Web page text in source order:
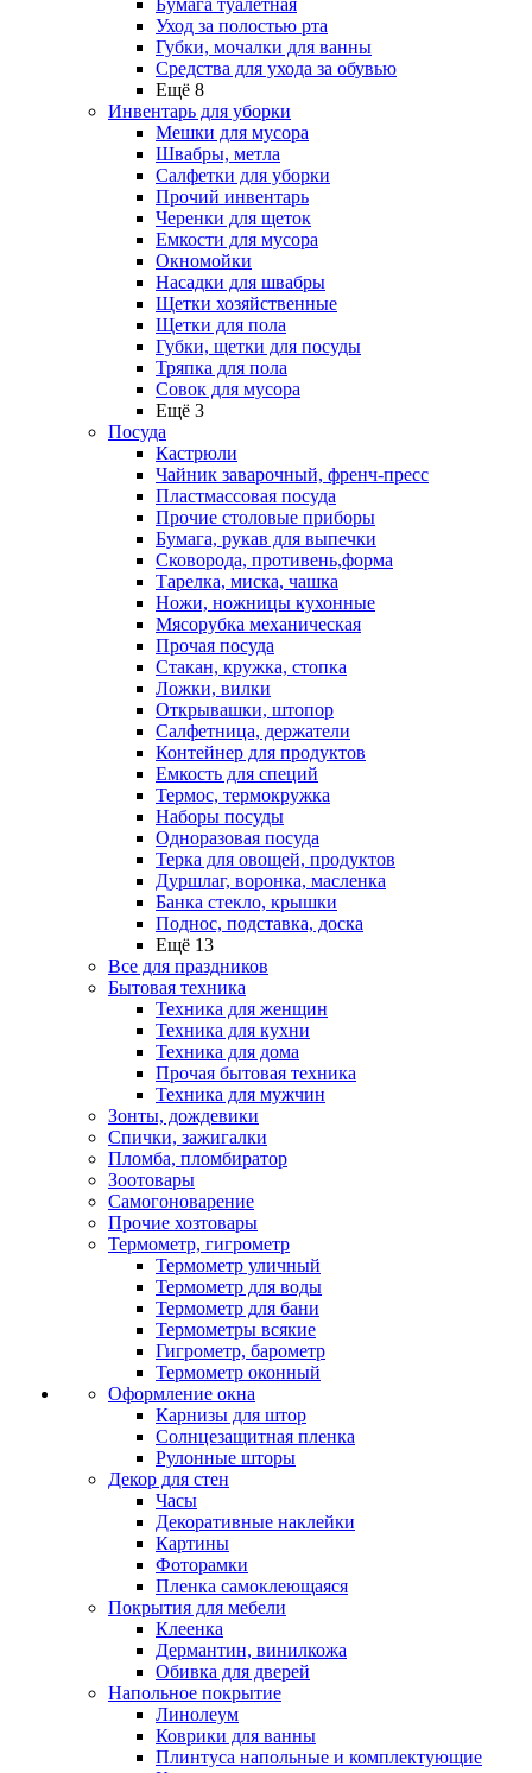
Бумага туалетная
Уход за полостью рта
Губки, мочалки для ванны
Средства для ухода за обувью
Ещё 8
Инвентарь для уборки
Мешки для мусора
Швабры, метла
Салфетки для уборки
Прочий инвентарь
Черенки для щеток
Емкости для мусора
Окномойки
Насадки для швабры
Щетки хозяйственные
Щетки для пола
Губки, щетки для посуды
Тряпка для пола
Совок для мусора
Ещё 3
Посуда
Кастрюли
Чайник заварочный, френч-пресс
Пластмассовая посуда
Прочие столовые приборы
Бумага, рукав для выпечки
Сковорода, противень,форма
Тарелка, миска, чашка
Ножи, ножницы кухонные
Мясорубка механическая
Прочая посуда
Стакан, кружка, стопка
Ложки, вилки
Открывашки, штопор
Салфетница, держатели
Контейнер для продуктов
Емкость для специй
Термос, термокружка
Наборы посуды
Одноразовая посуда
Терка для овощей, продуктов
Дуршлаг, воронка, масленка
Банка стекло, крышки
Поднос, подставка, доска
Ещё 13
Все для праздников
Бытовая техника
Техника для женщин
Техника для кухни
Техника для дома
Прочая бытовая техника
Техника для мужчин
Зонты, дождевики
Спички, зажигалки
Пломба, пломбиратор
Зоотовары
Самогоноварение
Прочие хозтовары
Термометр, гигрометр
Термометр уличный
Термометр для воды
Термометр для бани
Термометры всякие
Гигрометр, барометр
Термометр оконный
Оформление окна
Карнизы для штор
Солнцезащитная пленка
Рулонные шторы
Декор для стен
Часы
Декоративные наклейки
Картины
Фоторамки
Пленка самоклеющаяся
Покрытия для мебели
Клеенка
Дермантин, винилкожа
Обивка для дверей
Напольное покрытие
Линолеум
Коврики для ванны
Плинтуса напольные и комплектующие